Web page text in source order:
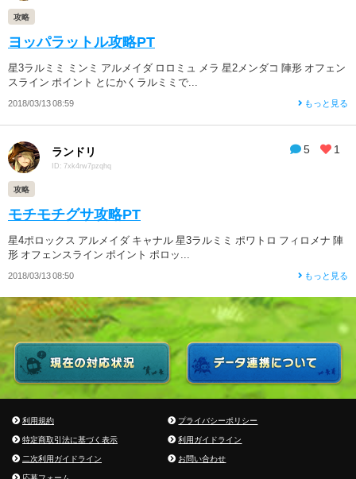
攻略
ヨッパラットル攻略PT
星3ラルミミ ミンミ アルメイダ ロロミュ メラ 星2メンダコ 陣形 オフェン
スライン ポイント とにかくラルミミで...
2018/03/13 08:59 もっと見る
5 1
ランドリ
ID: 7xk4rw7pzqhq
攻略
モチモチグサ攻略PT
星4ポロックス アルメイダ キャナル 星3ラルミミ ポワトロ フィロメナ 陣
形 オフェンスライン ポイント ポロッ...
2018/03/13 08:50 もっと見る
利用規約
プライバシーポリシー
特定商取引法に基づく表示
利用ガイドライン
二次利用ガイドライン
お問い合わせ